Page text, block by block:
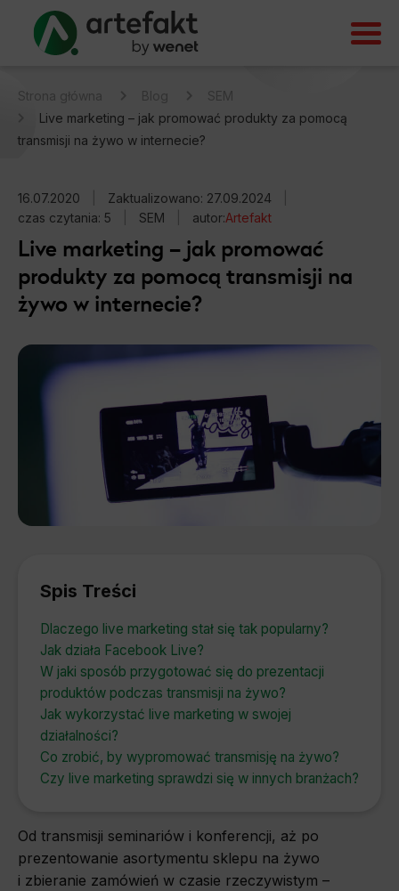
Strona główna Blog
SEM
Live marketing – jak promować produkty za pomocą
transmisji na żywo w internecie?
16.07.2020 Zaktualizowano: 27.09.2024
czas czytania: 5
SEM autor:Artefakt
Live marketing – jak promować
produkty za pomocą transmisji na
żywo w internecie?
Spis Treści
Dlaczego live marketing stał się tak popularny?
Jak działa Facebook Live?
W jaki sposób przygotować się do prezentacji
produktów podczas transmisji na żywo?
Jak wykorzystać live marketing w swojej
działalności?
Co zrobić, by wypromować transmisję na żywo?
Czy live marketing sprawdzi się w innych branżach?
Od transmisji seminariów i konferencji, aż po
prezentowanie asortymentu sklepu na żywo
i zbieranie zamówień w czasie rzeczywistym –